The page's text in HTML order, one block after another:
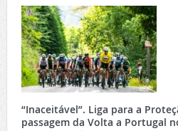
“Inaceitável”. Liga para a
passagem da Volta a Portugal